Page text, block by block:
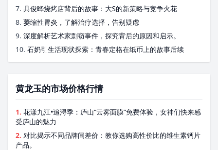
7. 具俊晔烧烤店背后的故事：大S的新策略与竞争火花
8. 萎缩性胃炎，了解治疗选择，告别疑虑
9. 深度解析艺术家剽窃事件，探究背后的原因和启示。
10. 石奶引生活现状探索：青春定格在纸币上的故事后续
黄龙玉的市场价格行情
1. 花漾九江•追浔季：庐山“云雾面膜”免费体验，女神们快来感
受庐山的魅力
2. 对比揭示不同品牌间差价：教你选购高性价比的维生素钙片
产品。